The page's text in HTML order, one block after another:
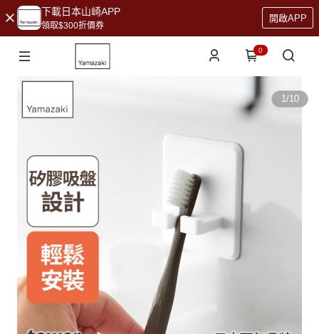
下載日本山崎APP
領取$300折價券
開啟APP
0
1/10